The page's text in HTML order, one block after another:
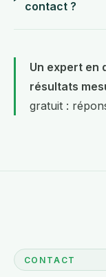
contact ?
Un expert en
résultats
gratuit :
CONTACT